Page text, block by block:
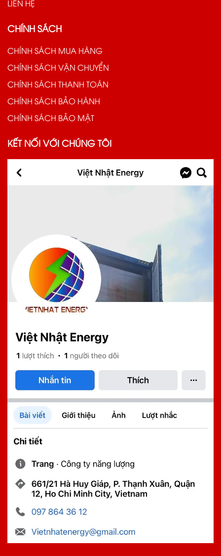
LIÊN HỆ
CHÍNH SÁCH
CHÍNH SÁCH MUA HÀNG
CHÍNH SÁCH VẬN CHUYỂN
CHÍNH SÁCH THANH TOÁN
CHÍNH SÁCH BẢO HÀNH
CHÍNH SÁCH BẢO MẬT
KẾT NỐI VỚI CHÚNG TÔI